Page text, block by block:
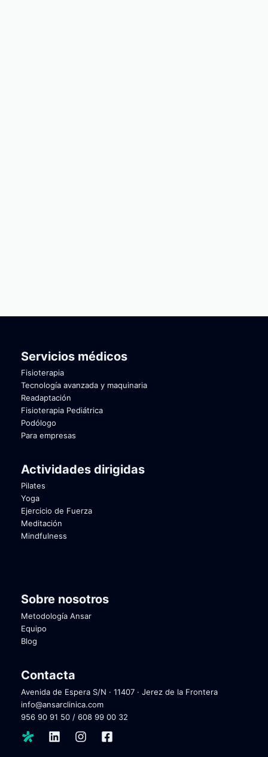
Servicios médicos
Fisioterapia
Tecnología avanzada y maquinaria
Readaptación
Fisioterapia Pediátrica
Podólogo
Para empresas
Actividades dirigidas
Pilates
Yoga
Ejercicio de Fuerza
Meditación
Mindfulness
Sobre nosotros
Metodología Ansar
Equipo
Blog
Contacta
Avenida de Espera S/N · 11407 · Jerez de la Frontera
info@ansarclinica.com
956 90 91 50 / 608 99 00 32